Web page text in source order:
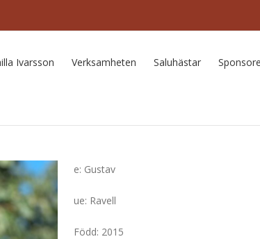
Ivarsson Verksamheten Saluhästar
e: Gustav
ue: Ravell
Född: 2015